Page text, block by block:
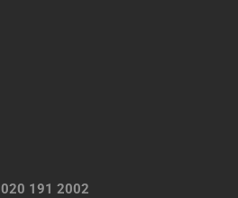
020 191 2002